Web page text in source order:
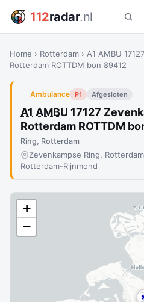
112radar.nl
Home › Rotterdam › A1 AMBU
Rotterdam ROTTDM bon 89412
Ambulance P1 Afgesloten
A1 AMBU 17127
Rotterdam ROTTDM
Ring, Rotterdam
Zevenkampse Ring,
Rotterdam-Rijnmond
+
−